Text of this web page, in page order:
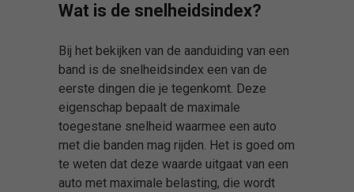
Wat is de snelheidsindex?
Bij het bekijken van de aanduiding van een
band is de snelheidsindex een van de
eerste dingen die je tegenkomt. Deze
eigenschap bepaalt de maximale
toegestane snelheid waarmee een auto
met die banden mag rijden. Het is goed om
te weten dat deze waarde uitgaat van een
auto met maximale belasting, die wordt